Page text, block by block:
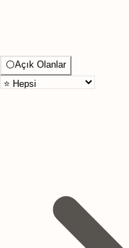
⚪Açık Olanlar